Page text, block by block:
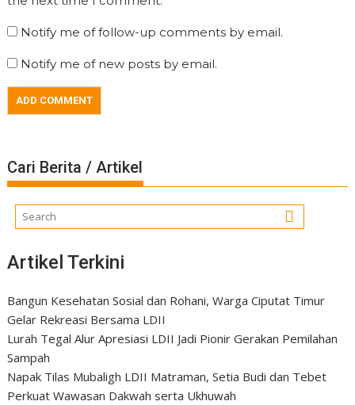
Notify me of follow-up comments by email.
Notify me of new posts by email.
Cari Berita / Artikel
Artikel Terkini
Bangun Kesehatan Sosial dan Rohani, Warga Ciputat Timur
Gelar Rekreasi Bersama LDII
Lurah Tegal Alur Apresiasi LDII Jadi Pionir Gerakan Pemilahan
Sampah
Napak Tilas Mubaligh LDII Matraman, Setia Budi dan Tebet
Perkuat Wawasan Dakwah serta Ukhuwah